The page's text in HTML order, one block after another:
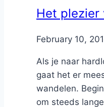
Het plezier
ByNicole
February 10,
Als je naar
gaat het er
wandelen.
om steeds